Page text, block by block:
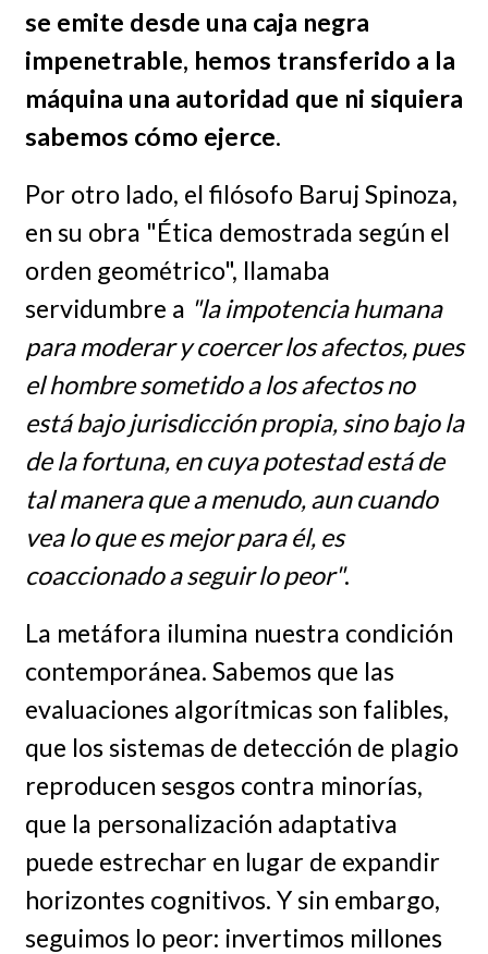
se emite desde una caja negra
impenetrable, hemos transferido a la
máquina una autoridad que ni siquiera
sabemos cómo ejerce.
Por otro lado, el filósofo Baruj Spinoza,
en su obra "Ética demostrada según el
orden geométrico", llamaba
servidumbre a "la impotencia humana
para moderar y coercer los afectos, pues
el hombre sometido a los afectos no
está bajo jurisdicción propia, sino bajo la
de la fortuna, en cuya potestad está de
tal manera que a menudo, aun cuando
vea lo que es mejor para él, es
coaccionado a seguir lo peor".
La metáfora ilumina nuestra condición
contemporánea. Sabemos que las
evaluaciones algorítmicas son falibles,
que los sistemas de detección de plagio
reproducen sesgos contra minorías,
que la personalización adaptativa
puede estrechar en lugar de expandir
horizontes cognitivos. Y sin embargo,
seguimos lo peor: invertimos millones